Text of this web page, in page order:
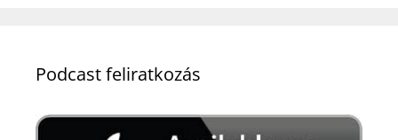
Podcast feliratkozás